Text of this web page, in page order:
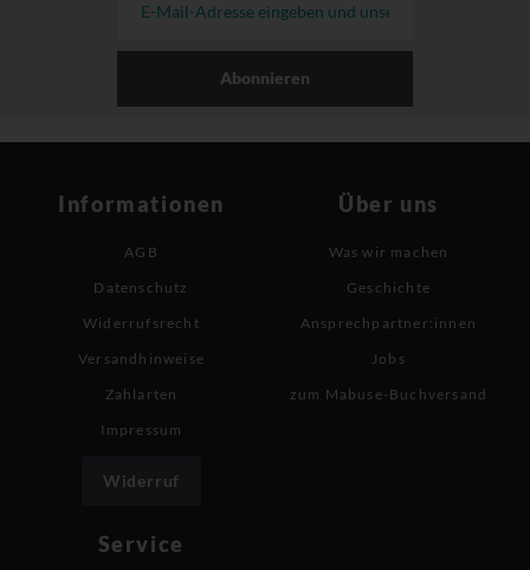
Abonnieren
Informationen
AGB
Datenschutz
Widerrufsrecht
Versandhinweise
Zahlarten
Impressum
Widerruf
Über uns
Was wir machen
Geschichte
Ansprechpartner:innen
Jobs
zum Mabuse-Buchversand
Service